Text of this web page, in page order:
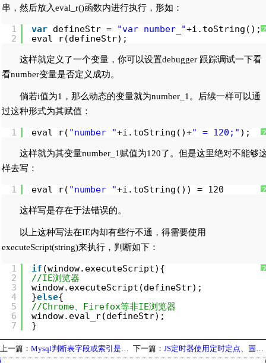
串，然后放入eval_r()函数内进行执行，形如：
?
1
2
var defineStr = "var number_"+i.toString();
eval_r(defineStr);
这样就定义了一个变量，你可以设置debugger 跟踪调试一下看
看number变量是否定义成功。
倘若i值为1，那么动态的变量就为number_1。后续一样可以通
过这种形式为其赋值：
?
1 eval_r( "number_"+i.toString()+" = 120;" );
这样就为其变量number_1赋值为120了。但是这里绝对不能够
样去写：
?
1 eval_r( "number_"+i.toString()) = 120
这样写是存在于法错误的。
以上这种写法在IE内却有些行不通，得需要使用
executeScript(string)来执行，判断如下：
?
1
2
3
4
5
6
7
if (window.executeScript){
//IE浏览器
window.executeScript(defineStr);
}else{
//Chrome、Firefox等非IE浏览器
window.eval_r(defineStr);
}
上一篇： Mysql判断表字段或索引是否存在 下一篇： JS定时器使用定时定点、固定时刻、循环执行代码详解